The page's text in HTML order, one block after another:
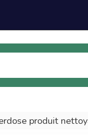
?
et
Les
été
produit